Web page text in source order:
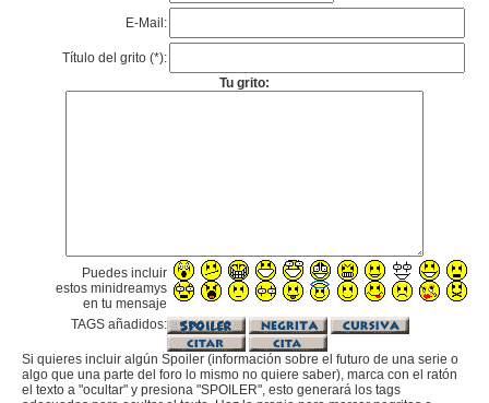
E-Mail:
Título del grito (*):
Tu grito:
Puedes incluir
estos minidreamys
en tu mensaje
TAGS añadidos:
Si quieres incluir algún Spoiler (información sobre el futuro de una serie o
algo que una parte del foro lo mismo no quiere saber), marca con el ratón
el texto a "ocultar" y presiona "SPOILER", esto generará los tags